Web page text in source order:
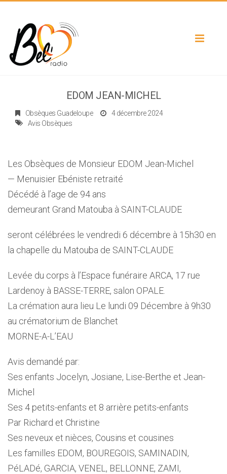
Toggle
EDOM JEAN-MICHEL
Obsèques Guadeloupe
4 décembre 2024
Avis Obsèques
Les Obsèques de Monsieur EDOM Jean-Michel
— Menuisier Ebéniste retraité
Décédé à l’age de 94 ans
demeurant Grand Matouba à SAINT-CLAUDE
seront célébrées le vendredi 6 décembre à 15h30 en
la chapelle du Matouba de SAINT-CLAUDE
Levée du corps à l’Espace funéraire ARCA, 17 rue
Lardenoy à BASSE-TERRE, salon OPALE.
La crémation aura lieu Le lundi 09 Décembre à 9h30
au crématorium de Blanchet
MORNE-A-L’EAU
Avis demandé par:
Ses enfants Jocelyn, Josiane, Lise-Berthe et Jean-
Michel
Ses 4 petits-enfants et 8 arrière petits-enfants
Par Richard et Christine
Ses neveux et nièces, Cousins et cousines
Les familles EDOM, BOUREGOIS, SAMINADIN,
PéLADé, GARCIA, VENEL, BELLONNE, ZAMI,